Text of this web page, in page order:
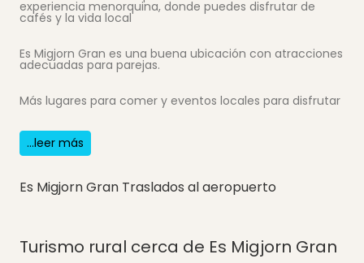
experiencia menorquina, donde puedes disfrutar de
cafés y la vida local
Es Migjorn Gran es una buena ubicación con atracciones
adecuadas para parejas.
Más lugares para comer y eventos locales para disfrutar
...leer más
Es Migjorn Gran Traslados al aeropuerto
Turismo rural cerca de Es Migjorn Gran